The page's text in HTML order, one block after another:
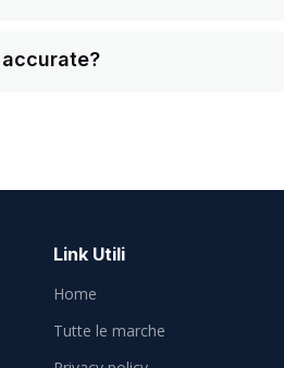
Link Utili
Home
Tutte le marche